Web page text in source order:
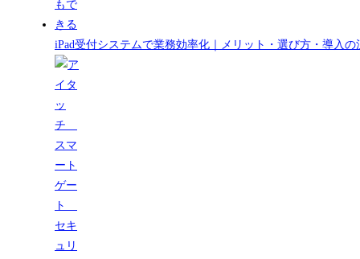
iPad受付システムで業務効率化｜メリット・選び方・導入の